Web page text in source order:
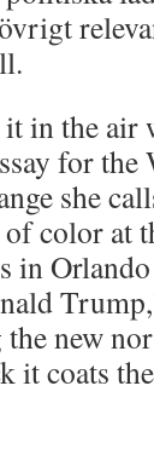
it in the
for
she
color at
in
the new
it coats